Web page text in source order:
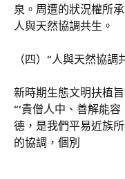
泉。周遭的狀況權所
人與天然協調共生。
（四）“人與天然協
新時期生態文明扶植
“‘貴僧人中、善解能
德，是我們平易近族
的協調，個別